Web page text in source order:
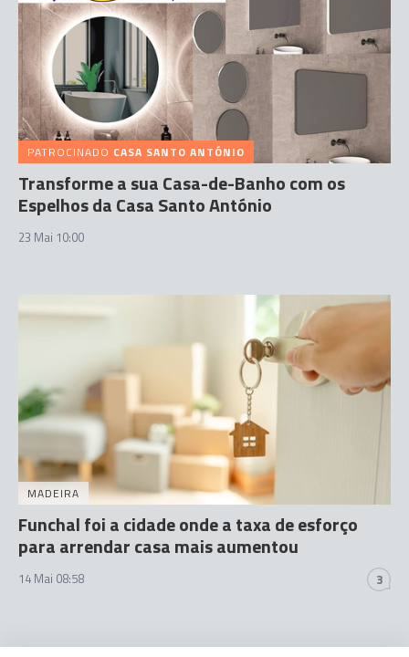
PATROCINADO CASA SANTO ANTÓNIO
Transforme a sua Casa-de-Banho com os
Espelhos da Casa Santo António
23 Mai 10:00
MADEIRA
Funchal foi a cidade onde a taxa de esforço
para arrendar casa mais aumentou
14 Mai 08:58 3